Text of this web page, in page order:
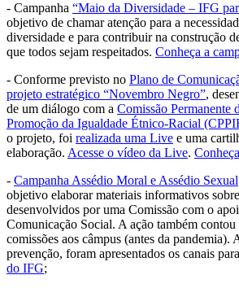
- Campanha “Maio da Diversidade – IFG
objetivo de chamar atenção para a
diversidade e para contribuir na construção
que todos sejam respeitados. Conheça a
- Conforme previsto no Plano de
projeto estratégico “Novembro Negro”,
de um diálogo com a Comissão Permanente
Promoção da Igualdade Étnico-Racial
o projeto, foi realizada uma Live e uma
elaboração. Acesse o vídeo da Live.
- Campanha Assédio Moral e Assédio Sexual
objetivo elaborar materiais informativos
desenvolvidos por uma Comissão com o
Comunicação Social. A ação também contou
comissões aos câmpus (antes da pandemia).
prevenção, foram apresentados os canais para
do IFG;